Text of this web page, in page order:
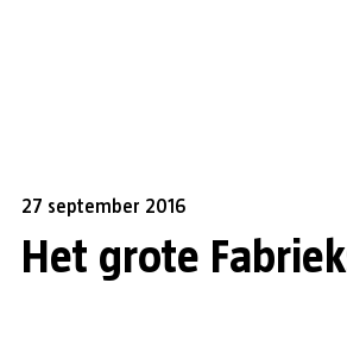
27 september 2016
Het grote